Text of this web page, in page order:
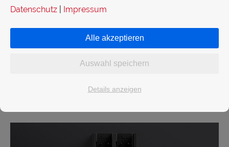
Ausstattungen, so daß auch eine
nachträgliche Installation in Ihrem
bestehenden Gebäude möglich ist. Wenn
Datenschutz Impressum
Alle akzeptieren
Auswahl speichern
Details anzeigen